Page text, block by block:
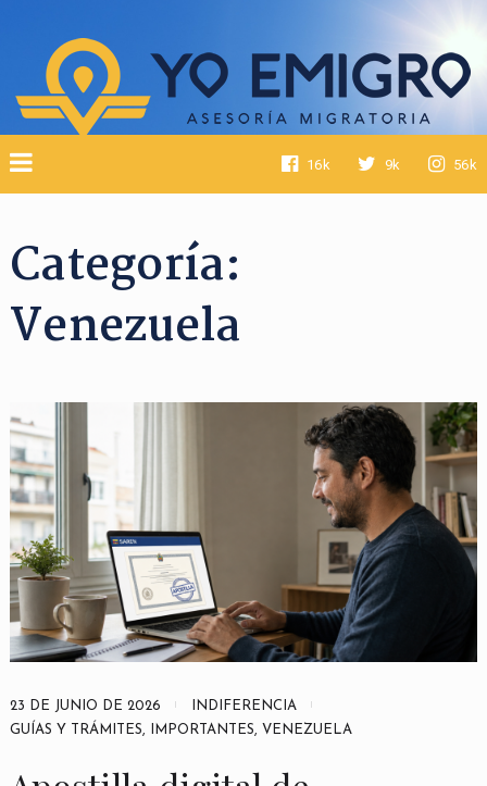
16k 9k 56k
Categoría:
Venezuela
23 DE JUNIO DE 2026
INDIFERENCIA
GUÍAS Y TRÁMITES, IMPORTANTES, VENEZUELA